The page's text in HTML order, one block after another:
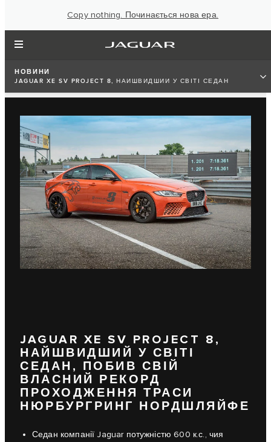
Copy nothing. Починається нова ера.
НОВИНИ
JAGUAR XE SV PROJECT 8, НАЙШВИДШИЙ У СВІТІ СЕДАН
JAGUAR XE SV PROJECT 8,
НАЙШВИДШИЙ У СВІТІ
СЕДАН, ПОБИВ СВІЙ
ВЛАСНИЙ РЕКОРД
ПРОХОДЖЕННЯ ТРАСИ
НЮРБУРГРИНГ НОРДШЛЯЙФЕ
Седан компанії Jaguar потужністю 600 к.с., чия